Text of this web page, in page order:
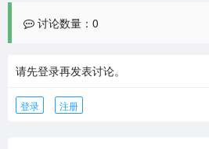
讨论数量：0
请先登录再发表讨论。
登录 注册